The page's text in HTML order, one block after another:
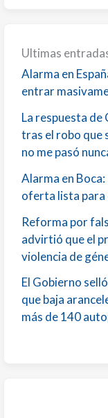
Ultimas
Alarma en
entrar
La respuesta de
tras el robo que
no me pasó
Alarma en
oferta lista para
Reforma por
advirtió que el
violencia de
El Gobierno
que baja
más de 140